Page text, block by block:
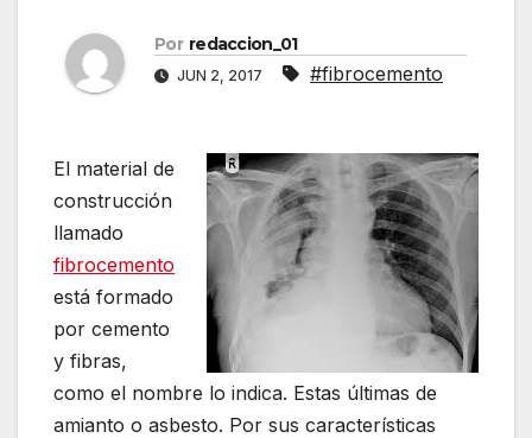
Por redaccion_01
JUN 2, 2017 #fibrocemento
El material de
construcción
llamado
fibrocemento
está formado
por cemento
y fibras,
como el nombre lo indica. Estas últimas de
amianto o asbesto. Por sus características